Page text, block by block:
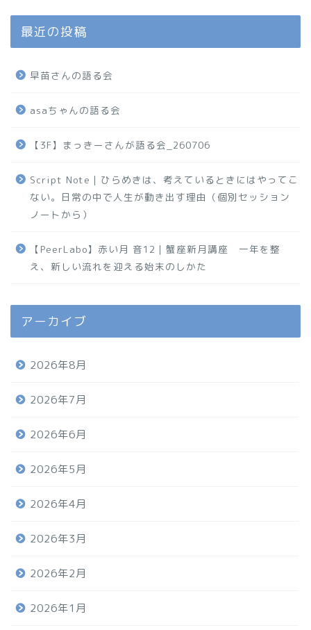
最近の投稿
早苗さんの語る会
asaちゃんの語る会
【3F】まっきーさんが語る会_260706
Script Note｜ひらめきは、考えているときにはやってこ
ない。日常の中で人生が動き出す理由（個別セッション
ノートから）
【PeerLabo】赤い月 音12｜蟹座新月講座 一年を整
え、新しい流れを迎える始末のしかた
アーカイブ
2026年8月
2026年7月
2026年6月
2026年5月
2026年4月
2026年3月
2026年2月
2026年1月